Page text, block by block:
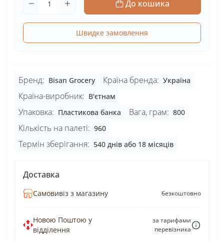
До кошика
Швидке замовлення
Бренд: Bisan Grocery Країна бренда: Україна
Країна-виробник: В'єтнам
Упаковка: Пластикова банка Вага, грам: 800
Кількість на палеті: 960
Термін зберігання: 540 днів або 18 місяців
Доставка
Самовивіз з магазину безкоштовно
Новою Поштою у
відділення
за тарифами
перевізника